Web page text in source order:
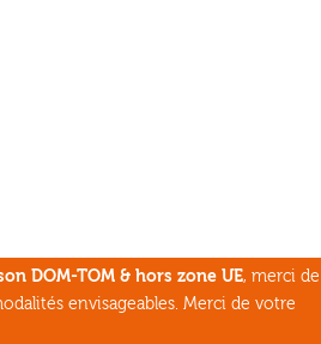
DOM-TOM & hors zone UE, merci de
envisageables. Merci de votre